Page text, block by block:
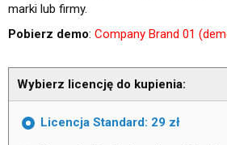
marki lub firmy.
Pobierz demo: Company Brand 01
Wybierz licencję do kupienia:
Licencja Standard: 29 zł